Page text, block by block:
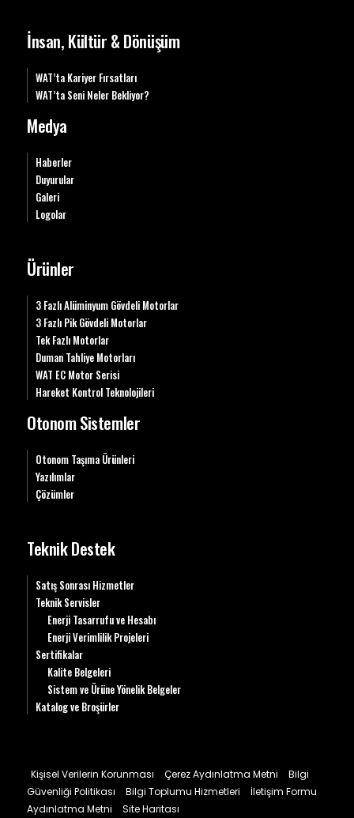
İnsan, Kültür & Dönüşüm
WAT’ta Kariyer Fırsatları
WAT’ta Seni Neler Bekliyor?
Medya
Haberler
Duyurular
Galeri
Logolar
Ürünler
3 Fazlı Alüminyum Gövdeli Motorlar
3 Fazlı Pik Gövdeli Motorlar
Tek Fazlı Motorlar
Duman Tahliye Motorları
WAT EC Motor Serisi
Hareket Kontrol Teknolojileri
Otonom Sistemler
Otonom Taşıma Ürünleri
Yazılımlar
Çözümler
Teknik Destek
Satış Sonrası Hizmetler
Teknik Servisler
Enerji Tasarrufu ve Hesabı
Enerji Verimlilik Projeleri
Sertifikalar
Kalite Belgeleri
Sistem ve Ürüne Yönelik Belgeler
Katalog ve Broşürler
Kişisel Verilerin Korunması Çerez Aydınlatma Metni
Bilgi
Güvenliği Politikası
Bilgi Toplumu Hizmetleri
İletişim Formu
Aydınlatma Metni
Site Haritası